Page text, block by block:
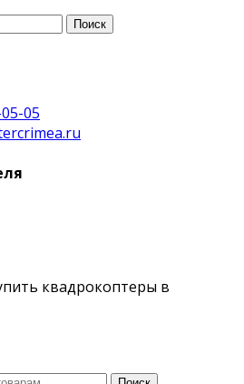
Поиск
05
квадрокоптеры в